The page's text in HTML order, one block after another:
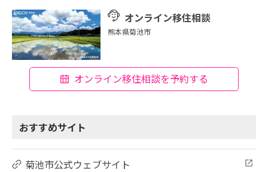
オンライン移住相談
熊本県菊池市
オンライン移住相談を予約する
おすすめサイト
菊池市公式ウェブサイト